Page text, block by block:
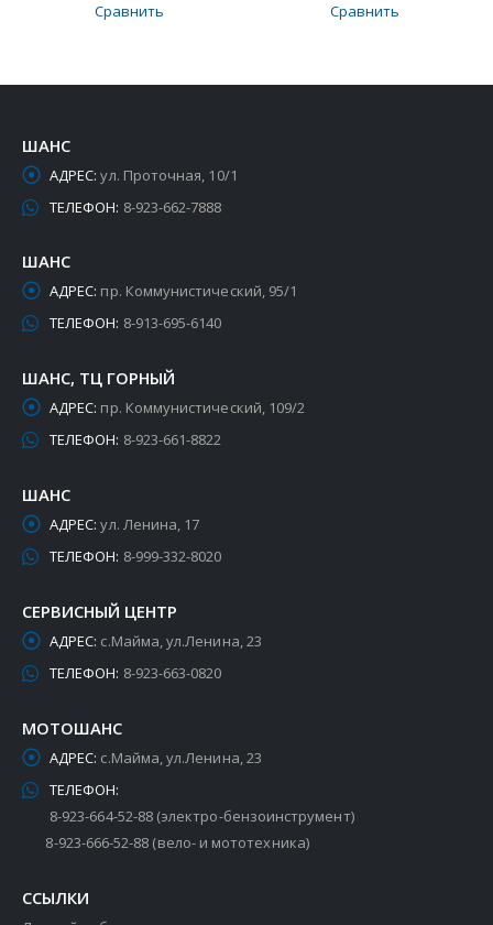
Сравнить Сравнить
ШАНС
АДРЕС: ул. Проточная, 10/1
ТЕЛЕФОН: 8-923-662-7888
ШАНС
АДРЕС: пр. Коммунистический, 95/1
ТЕЛЕФОН: 8-913-695-6140
ШАНС, ТЦ ГОРНЫЙ
АДРЕС: пр. Коммунистический, 109/2
ТЕЛЕФОН: 8-923-661-8822
ШАНС
АДРЕС: ул. Ленина, 17
ТЕЛЕФОН: 8-999-332-8020
СЕРВИСНЫЙ ЦЕНТР
АДРЕС: с.Майма, ул.Ленина, 23
ТЕЛЕФОН: 8-923-663-0820
МОТОШАНС
АДРЕС: с.Майма, ул.Ленина, 23
ТЕЛЕФОН:
8-923-664-52-88 (электро-бензоинструмент)
8-923-666-52-88 (вело- и мототехника)
ССЫЛКИ